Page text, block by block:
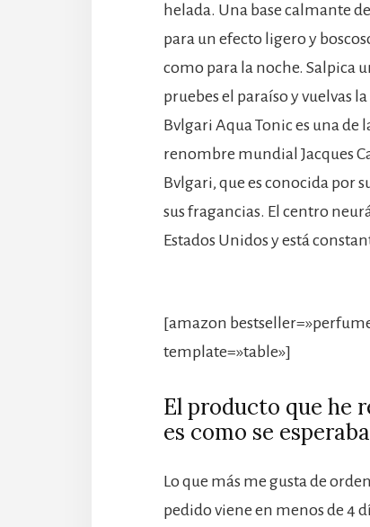
helada. Una base calmante
para un efecto ligero y
como para la noche. Salpica
pruebes el paraíso y vuelvas
Bvlgari Aqua Tonic es una de
renombre mundial Jacques
Bvlgari, que es conocida por
sus fragancias. El centro
Estados Unidos y está
[amazon
template=»table»]
El producto que he
es como se
Lo que más me gusta de
pedido viene en menos de 4